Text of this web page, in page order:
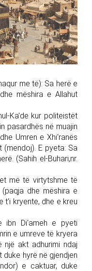
me të): Sa herë e
mëshira e Allahut
Ka'de kur politeistët
pasardhës në muajin
Umren e Xhi'ranës
(mendoj). E pyeta: Sa
(Sahih el-Buhari,nr.
më të virtytshme të
dhe mëshira e
t'i kryente, dhe e kreu
ibn Di'ameh e pyeti
e umreve të kryera
një akt adhurimi ndaj
duke hyrë në gjendjen
e caktuar, duke